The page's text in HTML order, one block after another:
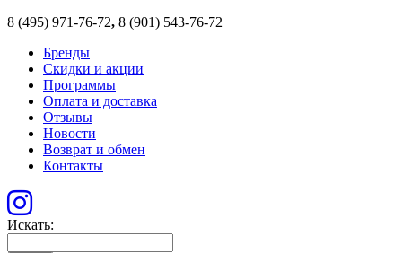
8 (495) 971-76-72, 8 (901) 543-76-72
Бренды
Скидки и акции
Программы
Оплата и доставка
Отзывы
Новости
Возврат и обмен
Контакты
Искать: